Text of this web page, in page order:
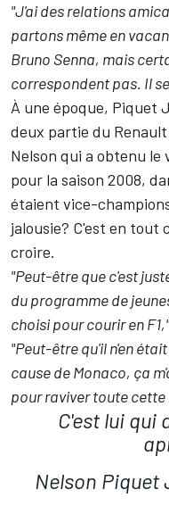
"J'ai des relations
partons même en
Bruno Senna, mais
correspondent pas. Il
À une époque, Piquet
deux partie du
Nelson qui a obtenu le
pour la saison 2008,
étaient vice-
jalousie? C'est en tout
croire.
"Peut-être que c'est
du programme de
choisi pour courir en F1,"
"Peut-être qu'il n'en
cause de Monaco, ça
pour raviver toute
C'est lui qui
Nelson Piquet